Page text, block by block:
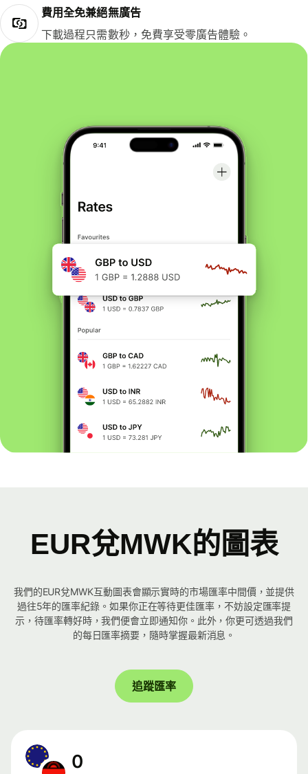
費用全免兼絕無廣告
下載過程只需數秒，免費享受零廣告體驗。
EUR兌MWK的圖表
我們的EUR兌MWK互動圖表會顯示實時的市場匯率中間價，並提供
過往5年的匯率紀錄。如果你正在等待更佳匯率，不妨設定匯率提
示，待匯率轉好時，我們便會立即通知你。此外，你更可透過我們
的每日匯率摘要，隨時掌握最新消息。
追蹤匯率
0